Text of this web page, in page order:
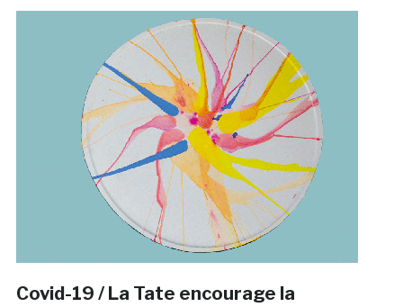
Covid-19 / La Tate encourage la